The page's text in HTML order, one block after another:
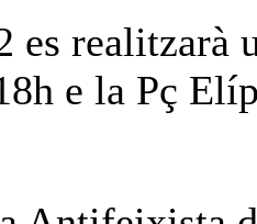
es realitzarà
e la Pç